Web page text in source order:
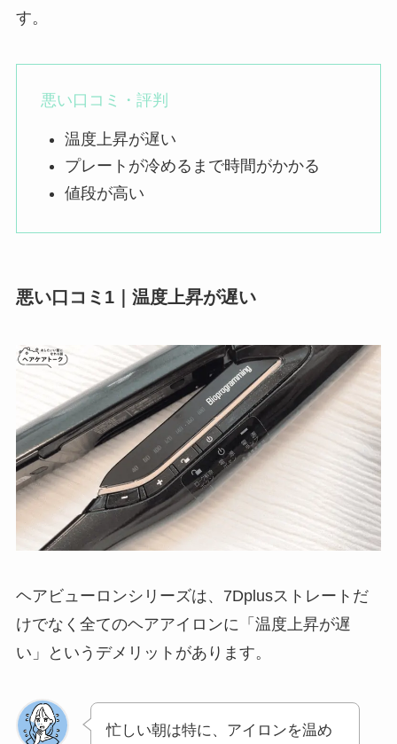
す。
悪い口コミ・評判
温度上昇が遅い
プレートが冷めるまで時間がかかる
値段が高い
悪い口コミ1｜温度上昇が遅い
ヘアビューロンシリーズは、7Dplusストレートだ
けでなく全てのヘアアイロンに「温度上昇が遅
い」というデメリットがあります。
忙しい朝は特に、アイロンを温め